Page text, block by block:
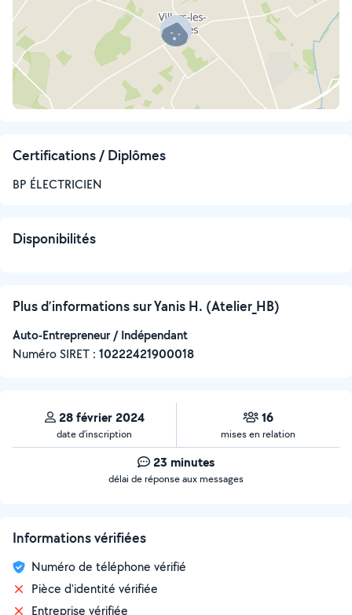
Certifications / Diplômes
BP ÉLECTRICIEN
Disponibilités
Plus d’informations sur Yanis H. (Atelier_HB)
Auto-Entrepreneur / Indépendant
Numéro SIRET : ‍10222421900018
28 février 2024
date d’inscription
16
mises en relation
23 minutes
délai de réponse aux messages
Informations vérifiées
Numéro de téléphone vérifié
Pièce d'identité vérifiée
Entreprise vérifiée